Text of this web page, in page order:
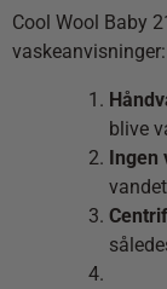
Cool Wool Baby
vaskeanvisninger:
blive
Ingen